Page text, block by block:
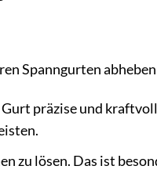
Spanngurten
präzise und
zu lösen. Das ist